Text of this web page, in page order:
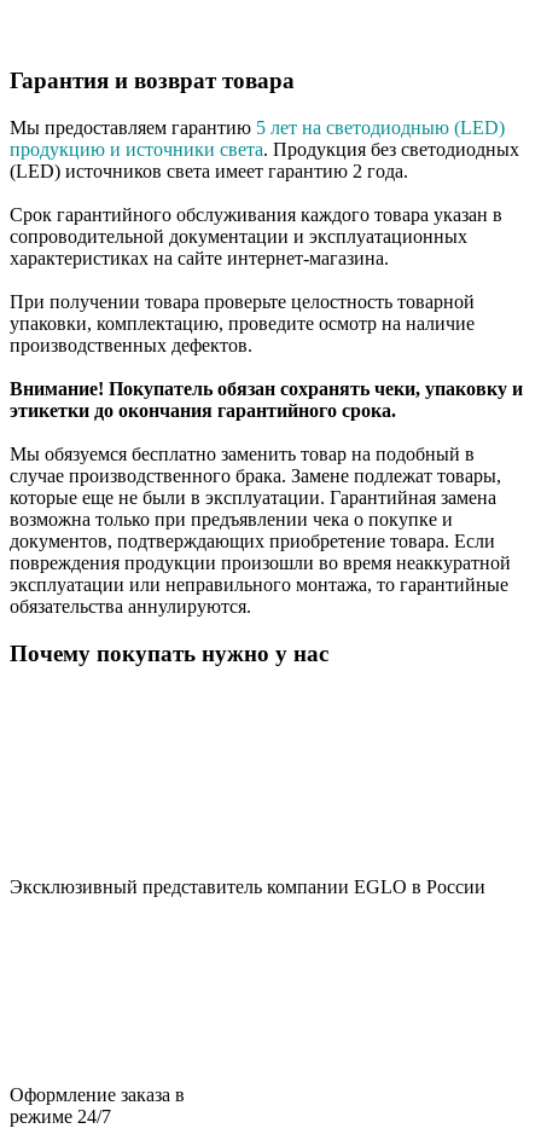
Гарантия и возврат товара
Мы предоставляем гарантию 5 лет на светодиодныю (LED)
продукцию и источники света. Продукция без светодиодных
(LED) источников света имеет гарантию 2 года.
Срок гарантийного обслуживания каждого товара указан в
сопроводительной документации и эксплуатационных
характеристиках на сайте интернет-магазина.
При получении товара проверьте целостность товарной
упаковки, комплектацию, проведите осмотр на наличие
производственных дефектов.
Внимание! Покупатель обязан сохранять чеки, упаковку и
этикетки до окончания гарантийного срока.
Мы обязуемся бесплатно заменить товар на подобный в
случае производственного брака. Замене подлежат товары,
которые еще не были в эксплуатации. Гарантийная замена
возможна только при предъявлении чека о покупке и
документов, подтверждающих приобретение товара. Если
повреждения продукции произошли во время неаккуратной
эксплуатации или неправильного монтажа, то гарантийные
обязательства аннулируются.
Почему покупать нужно у нас
Эксклюзивный представитель компании EGLO в России
Оформление заказа в
режиме 24/7